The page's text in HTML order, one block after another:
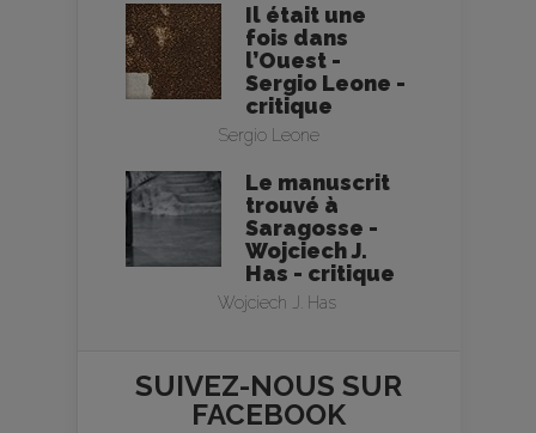
Il était une
fois dans
l’Ouest -
Sergio Leone -
critique
Sergio Leone
Le manuscrit
trouvé à
Saragosse -
Wojciech J.
Has - critique
Wojciech J. Has
SUIVEZ-NOUS SUR
FACEBOOK